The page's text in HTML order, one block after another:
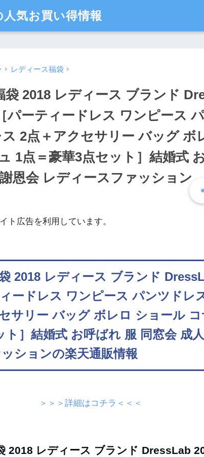
気お買い得情報
レディース福袋
袋 2018 レディース ブランド
パーティードレス ワンピース
2点＋アクセサリー バッグ ボ
1点＝豪華3点セット］結婚式
恩会 レディースファッション
ト広告を利用しています。
袋 2018 レディース ブランド
ードレス ワンピース パンツドレ
サリー バッグ ボレロ ショール
ト］結婚式 お呼ばれ 服 同窓会 成
ションの楽天通販情報
＞＞＞詳細はコチラ＜＜＜
2018 レディース ブランド DressLab